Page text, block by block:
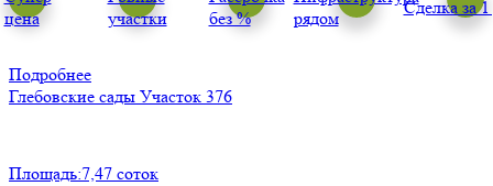
Подробнее
Глебовские сады Участок 376
Площадь:7,47 соток